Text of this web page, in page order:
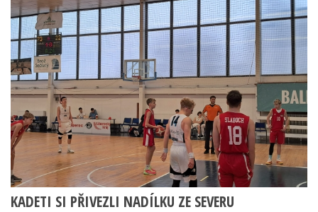
KADETI SI PŘIVEZLI NADÍLKU ZE SEVERU